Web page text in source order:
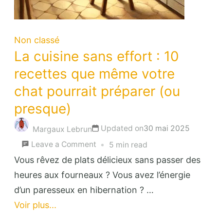
Non classé
La cuisine sans effort : 10
recettes que même votre
chat pourrait préparer (ou
presque)
Margaux Lebrun Updated on30 mai 2025
Leave a Comment on
La
cuisine
sans
5 min read
Vous rêvez de plats délicieux sans passer des
heures aux fourneaux ? Vous avez l’énergie
d’un paresseux en hibernation ? …
Voir plus...